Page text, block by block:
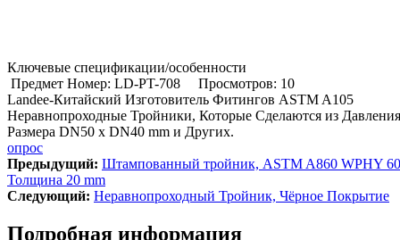
Ключевые спецификации/особенности
Предмет Номер: LD-PT-708
Просмотров: 10
Landee-Китайский Изготовитель Фитингов ASTM A105
Неравнопроходные Тройники, Которые Сделаются из
Размера DN50 x DN40 mm и Других.
опрос
Предыдущий: Штампованный тройник, ASTM A860 WPHY
Толщина 20 mm
Cледующий: Неравнопроходный Тройник, Чёрное Покрытие
Подробная информация